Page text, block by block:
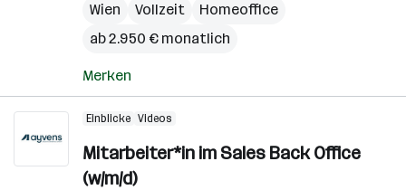
Wien
Vollzeit
Homeoffice
ab 2.950 € monatlich
Merken
Einblicke Videos
Mitarbeiter*in im Sales Back Office
(w/m/d)